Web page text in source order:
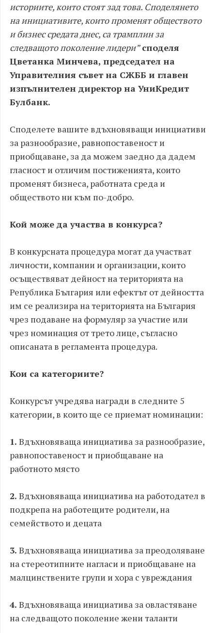
историите, които стоят зад това. Споделянето
на инициативите, които променят обществото
и бизнес средата днес, са трамплин за
следващото поколение лидери” споделя
Цветанка Минчева, председател на
Управителния съвет на СЖББ и главен
изпълнителен директор на УниКредит
Булбанк.
Споделете вашите вдъхновяващи инициативи
за разнообразие, равнопоставеност и
приобщаване, за да можем заедно да дадем
гласност и отличим постиженията, които
променят бизнеса, работната среда и
обществото ни към по-добро.
Кой може да участва в конкурса?
В конкурсната процедура могат да участват
личности, компании и организации, които
осъществяват дейност на територията на
Република България или ефектът от дейността
им се реализира на територията на България
чрез подаване на формуляр за участие или
чрез номинация от трето лице, съгласно
описаната в регламента процедура.
Кои са категориите?
Конкурсът учредява награди в следните 5
категории, в които ще се приемат номинации:
1. Вдъхновяваща инициатива за разнообразие,
равнопоставеност и приобщаване на
работното място
2. Вдъхновяваща инициатива на работодател в
подкрепа на работещите родители, на
семейството и децата
3. Вдъхновяваща инициатива за преодоляване
на стереотипните нагласи и приобщаване на
малцинствените групи и хора с увреждания
4. Вдъхновяваща инициатива за овластяване
на следващото поколение жени таланти